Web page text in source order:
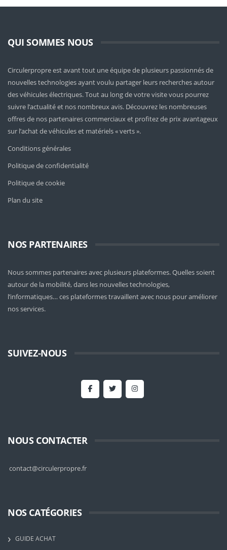
QUI SOMMES NOUS
Circulerpropre est avant tout une équipe de plusieurs passionnés de
nouvelles technologies ayant voulu partager leurs recherches autour
des véhicules électriques. Tout au long de votre visite vous pourrez
suivre l’actualité et nos nombreux avis. Découvrez les nombreuses
offres de nos partenaires commerciaux et profitez de prix avantageux
sur l’achat de véhicules et matériels « verts ».
Conditions générales
Politique de confidentialité
Politique de cookie
Plan du site
NOS PARTENAIRES
Nous sommes partenaires avec plusieurs plateformes. Quelles soient
autour de la mobilité, dans les nouvelles technologies,
l’informatiques… ces plateformes travaillent avec nous pour améliorer
nos services.
SUIVEZ-NOUS
NOUS CONTACTER
contact@circulerpropre.fr
NOS CATÉGORIES
GUIDE ACHAT